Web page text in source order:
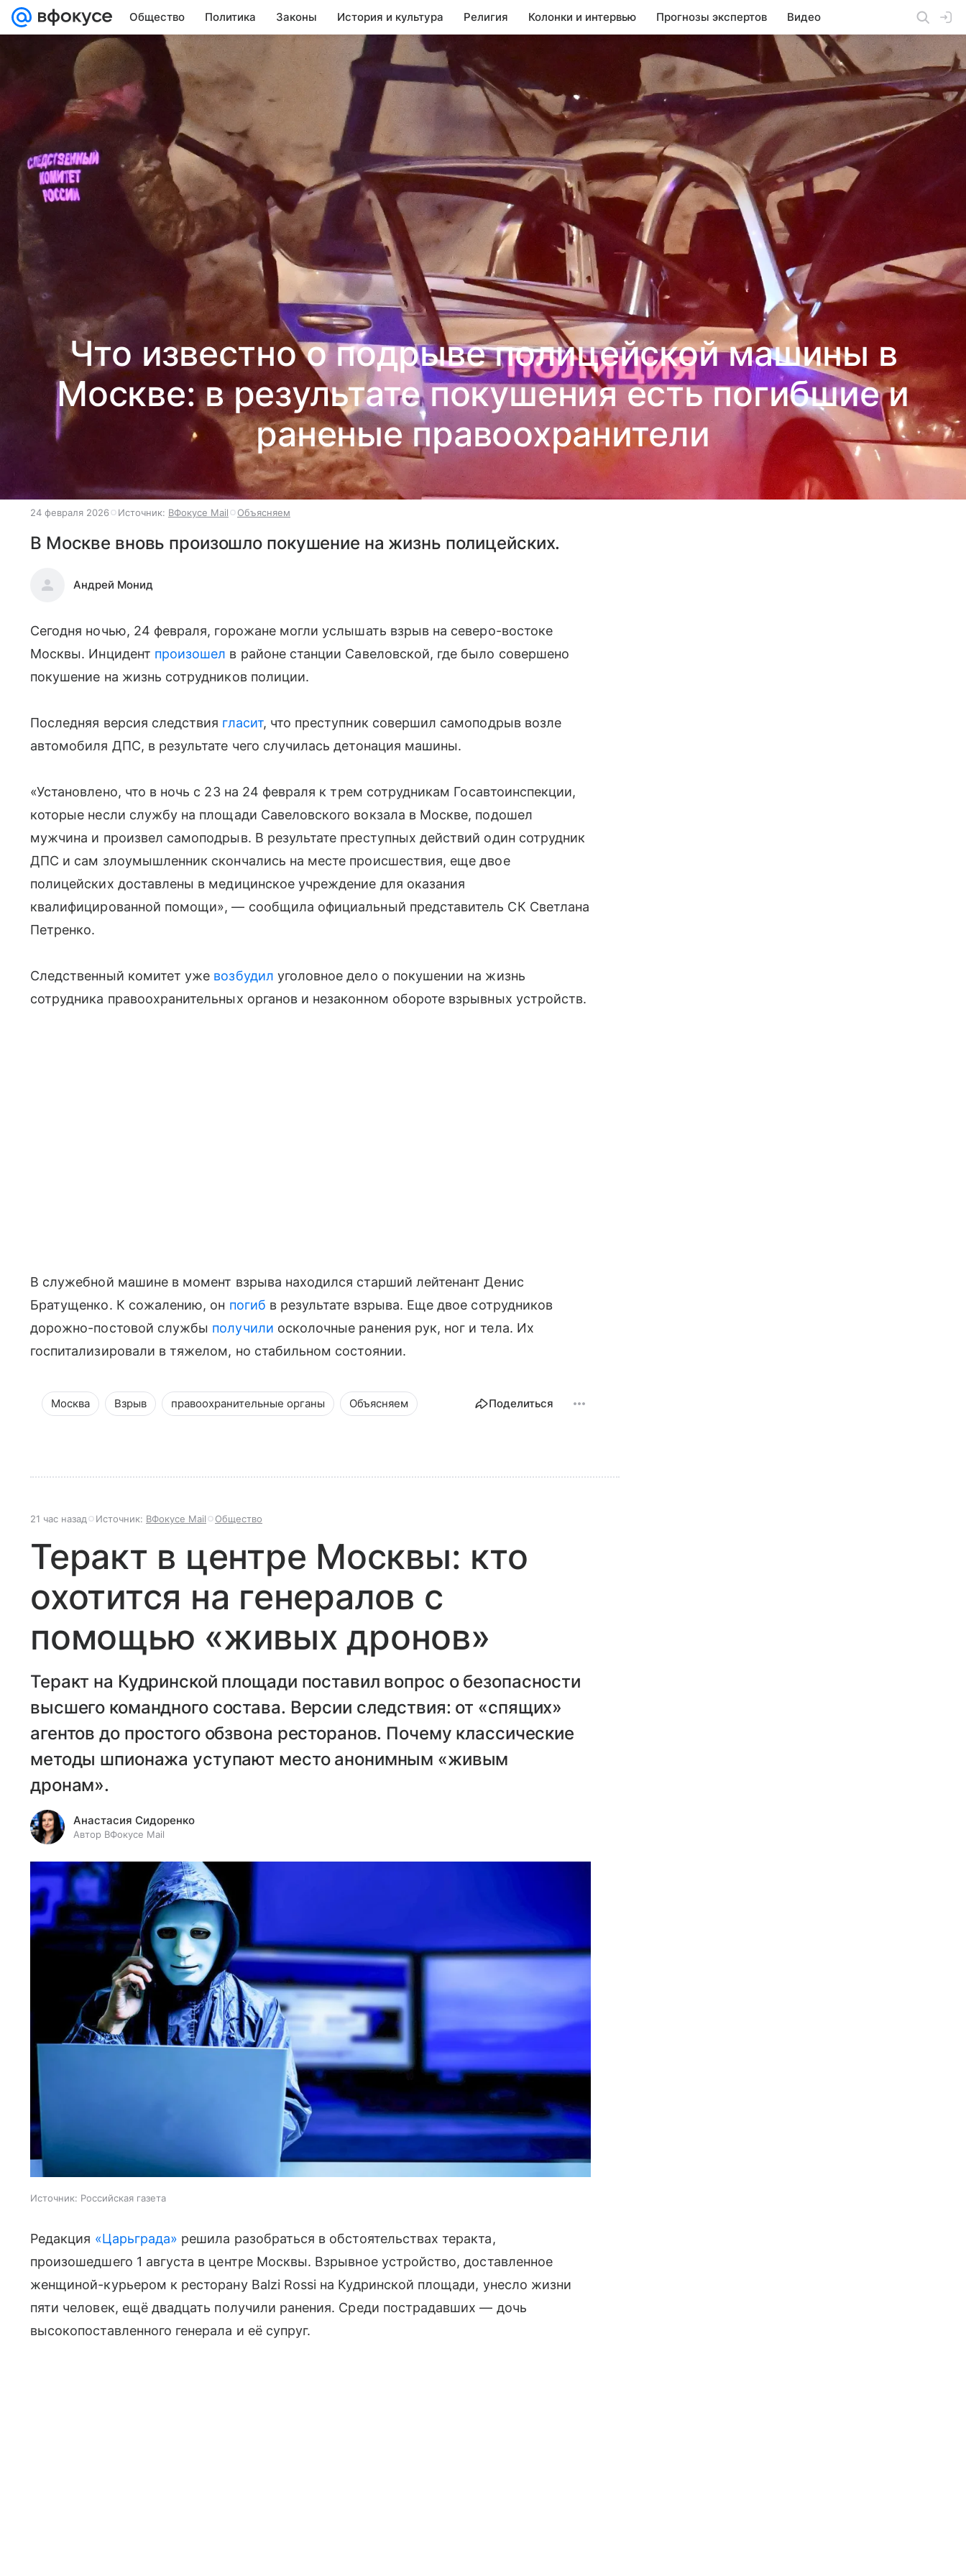
Общество Политика Законы История и культура Религия Колонки и интервью Прогнозы экспертов Видео
Что известно о подрыве полицейской машины в
Москве: в результате покушения есть погибшие и
раненые правоохранители
24 февраля 2026 Источник: ВФокусе Mail Объясняем
В Москве вновь произошло покушение на жизнь полицейских.
Андрей Монид
Сегодня ночью, 24 февраля, горожане могли услышать взрыв на северо-востоке
Москвы. Инцидент произошел в районе станции Савеловской, где было совершено
покушение на жизнь сотрудников полиции.
Последняя версия следствия гласит, что преступник совершил самоподрыв возле
автомобиля ДПС, в результате чего случилась детонация машины.
«Установлено, что в ночь с 23 на 24 февраля к трем сотрудникам Госавтоинспекции,
которые несли службу на площади Савеловского вокзала в Москве, подошел
мужчина и произвел самоподрыв. В результате преступных действий один сотрудник
ДПС и сам злоумышленник скончались на месте происшествия, еще двое
полицейских доставлены в медицинское учреждение для оказания
квалифицированной помощи», — сообщила официальный представитель СК Светлана
Петренко.
Следственный комитет уже возбудил уголовное дело о покушении на жизнь
сотрудника правоохранительных органов и незаконном обороте взрывных устройств.
В служебной машине в момент взрыва находился старший лейтенант Денис
Братущенко. К сожалению, он погиб в результате взрыва. Еще двое сотрудников
дорожно-постовой службы получили осколочные ранения рук, ног и тела. Их
госпитализировали в тяжелом, но стабильном состоянии.
Москва Взрыв правоохранительные органы Объясняем Поделиться
21 час назад Источник: ВФокусе Mail Общество
Теракт в центре Москвы: кто
охотится на генералов с
помощью «живых дронов»
Теракт на Кудринской площади поставил вопрос о безопасности
высшего командного состава. Версии следствия: от «спящих»
агентов до простого обзвона ресторанов. Почему классические
методы шпионажа уступают место анонимным «живым
дронам».
Анастасия Сидоренко
Автор ВФокусе Mail
Источник: Российская газета
Редакция «Царьграда» решила разобраться в обстоятельствах теракта,
произошедшего 1 августа в центре Москвы. Взрывное устройство, доставленное
женщиной-курьером к ресторану Balzi Rossi на Кудринской площади, унесло жизни
пяти человек, ещё двадцать получили ранения. Среди пострадавших — дочь
высокопоставленного генерала и её супруг.